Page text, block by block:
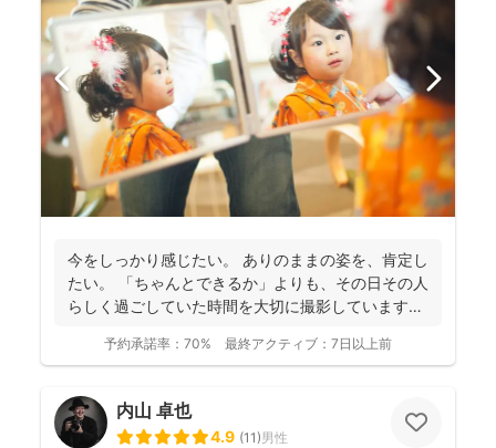
今をしっかり感じたい。 ありのままの姿を、肯定し
たい。 「ちゃんとできるか」よりも、その日その人
らしく過ごしていた時間を大切に撮影しています。
予約承諾率： 70% 最終アクティブ： 7日以上前
内山 卓也
4.9 (11)男性